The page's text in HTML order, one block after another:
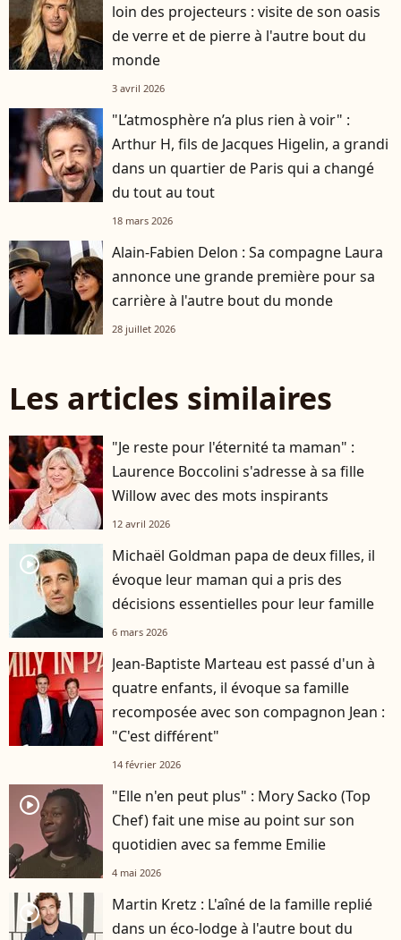
loin des projecteurs : visite de son oasis
de verre et de pierre à l'autre bout du
monde
3 avril 2026
"L’atmosphère n’a plus rien à voir" :
Arthur H, fils de Jacques Higelin, a grandi
dans un quartier de Paris qui a changé
du tout au tout
18 mars 2026
Alain-Fabien Delon : Sa compagne Laura
annonce une grande première pour sa
carrière à l'autre bout du monde
28 juillet 2026
Les articles similaires
"Je reste pour l'éternité ta maman" :
Laurence Boccolini s'adresse à sa fille
Willow avec des mots inspirants
12 avril 2026
player2
Michaël Goldman papa de deux filles, il
évoque leur maman qui a pris des
décisions essentielles pour leur famille
6 mars 2026
Jean-Baptiste Marteau est passé d'un à
quatre enfants, il évoque sa famille
recomposée avec son compagnon Jean :
"C'est différent"
14 février 2026
player2
"Elle n'en peut plus" : Mory Sacko (Top
Chef) fait une mise au point sur son
quotidien avec sa femme Emilie
4 mai 2026
player2
Martin Kretz : L'aîné de la famille replié
dans un éco-lodge à l'autre bout du